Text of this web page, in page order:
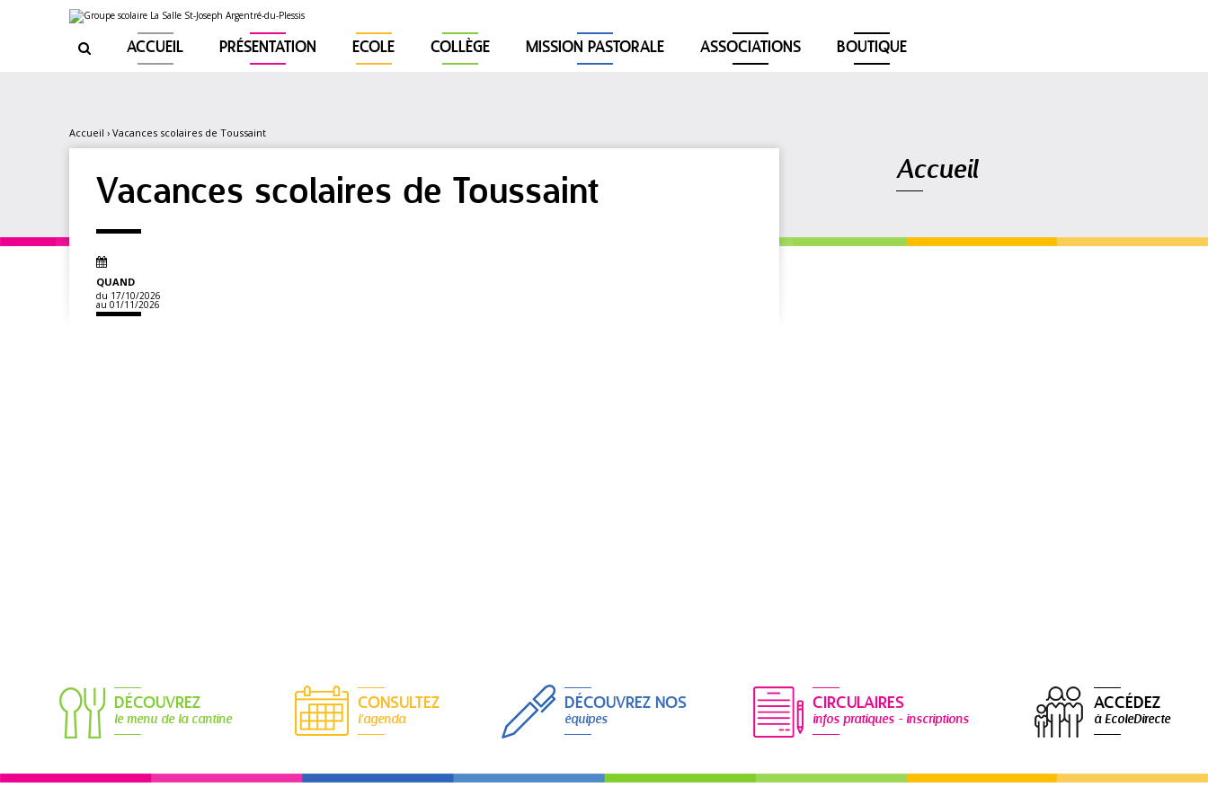
 ACCUEIL PRÉSENTATION ECOLE COLLÈGE MISSION PASTORALE ASSOCIATIONS BOUTIQUE
Accueil › Vacances scolaires de Toussaint
Vacances scolaires de Toussaint
QUAND
du 17/10/2026
au 01/11/2026
Accueil
DÉCOUVREZ
le menu de la cantine
CONSULTEZ
l'agenda
DÉCOUVREZ NOS
équipes
CIRCULAIRES
infos pratiques - inscriptions
ACCÉDEZ
à EcoleDirecte